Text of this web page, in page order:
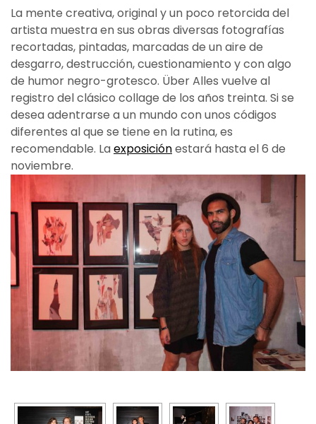
La mente creativa, original y un poco retorcida del
artista muestra en sus obras diversas fotografías
recortadas, pintadas, marcadas de un aire de
desgarro, destrucción, cuestionamiento y con algo
de humor negro-grotesco. Über Alles vuelve al
registro del clásico collage de los años treinta. Si se
desea adentrarse a un mundo con unos códigos
diferentes al que se tiene en la rutina, es
recomendable. Laexposiciónestará hasta el 6 de
noviembre.